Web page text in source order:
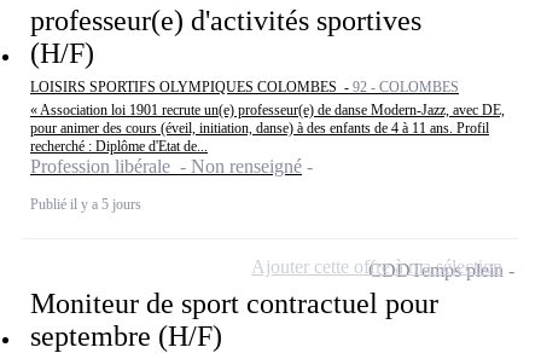
professeur(e) d'activités sportives
(H/F)
LOISIRS SPORTIFS OLYMPIQUES COLOMBES - 92 - COLOMBES
« Association loi 1901 recrute un(e) professeur(e) de danse Modern-Jazz, avec DE,
pour animer des cours (éveil, initiation, danse) à des enfants de 4 à 11 ans. Profil
recherché : Diplôme d'Etat de...
Profession libérale - Non renseigné
Publié il y a 5 jours
Moniteur de sport contractuel pour
septembre (H/F)
CDDTemps plein
Ajouter cette offre à ma sélection